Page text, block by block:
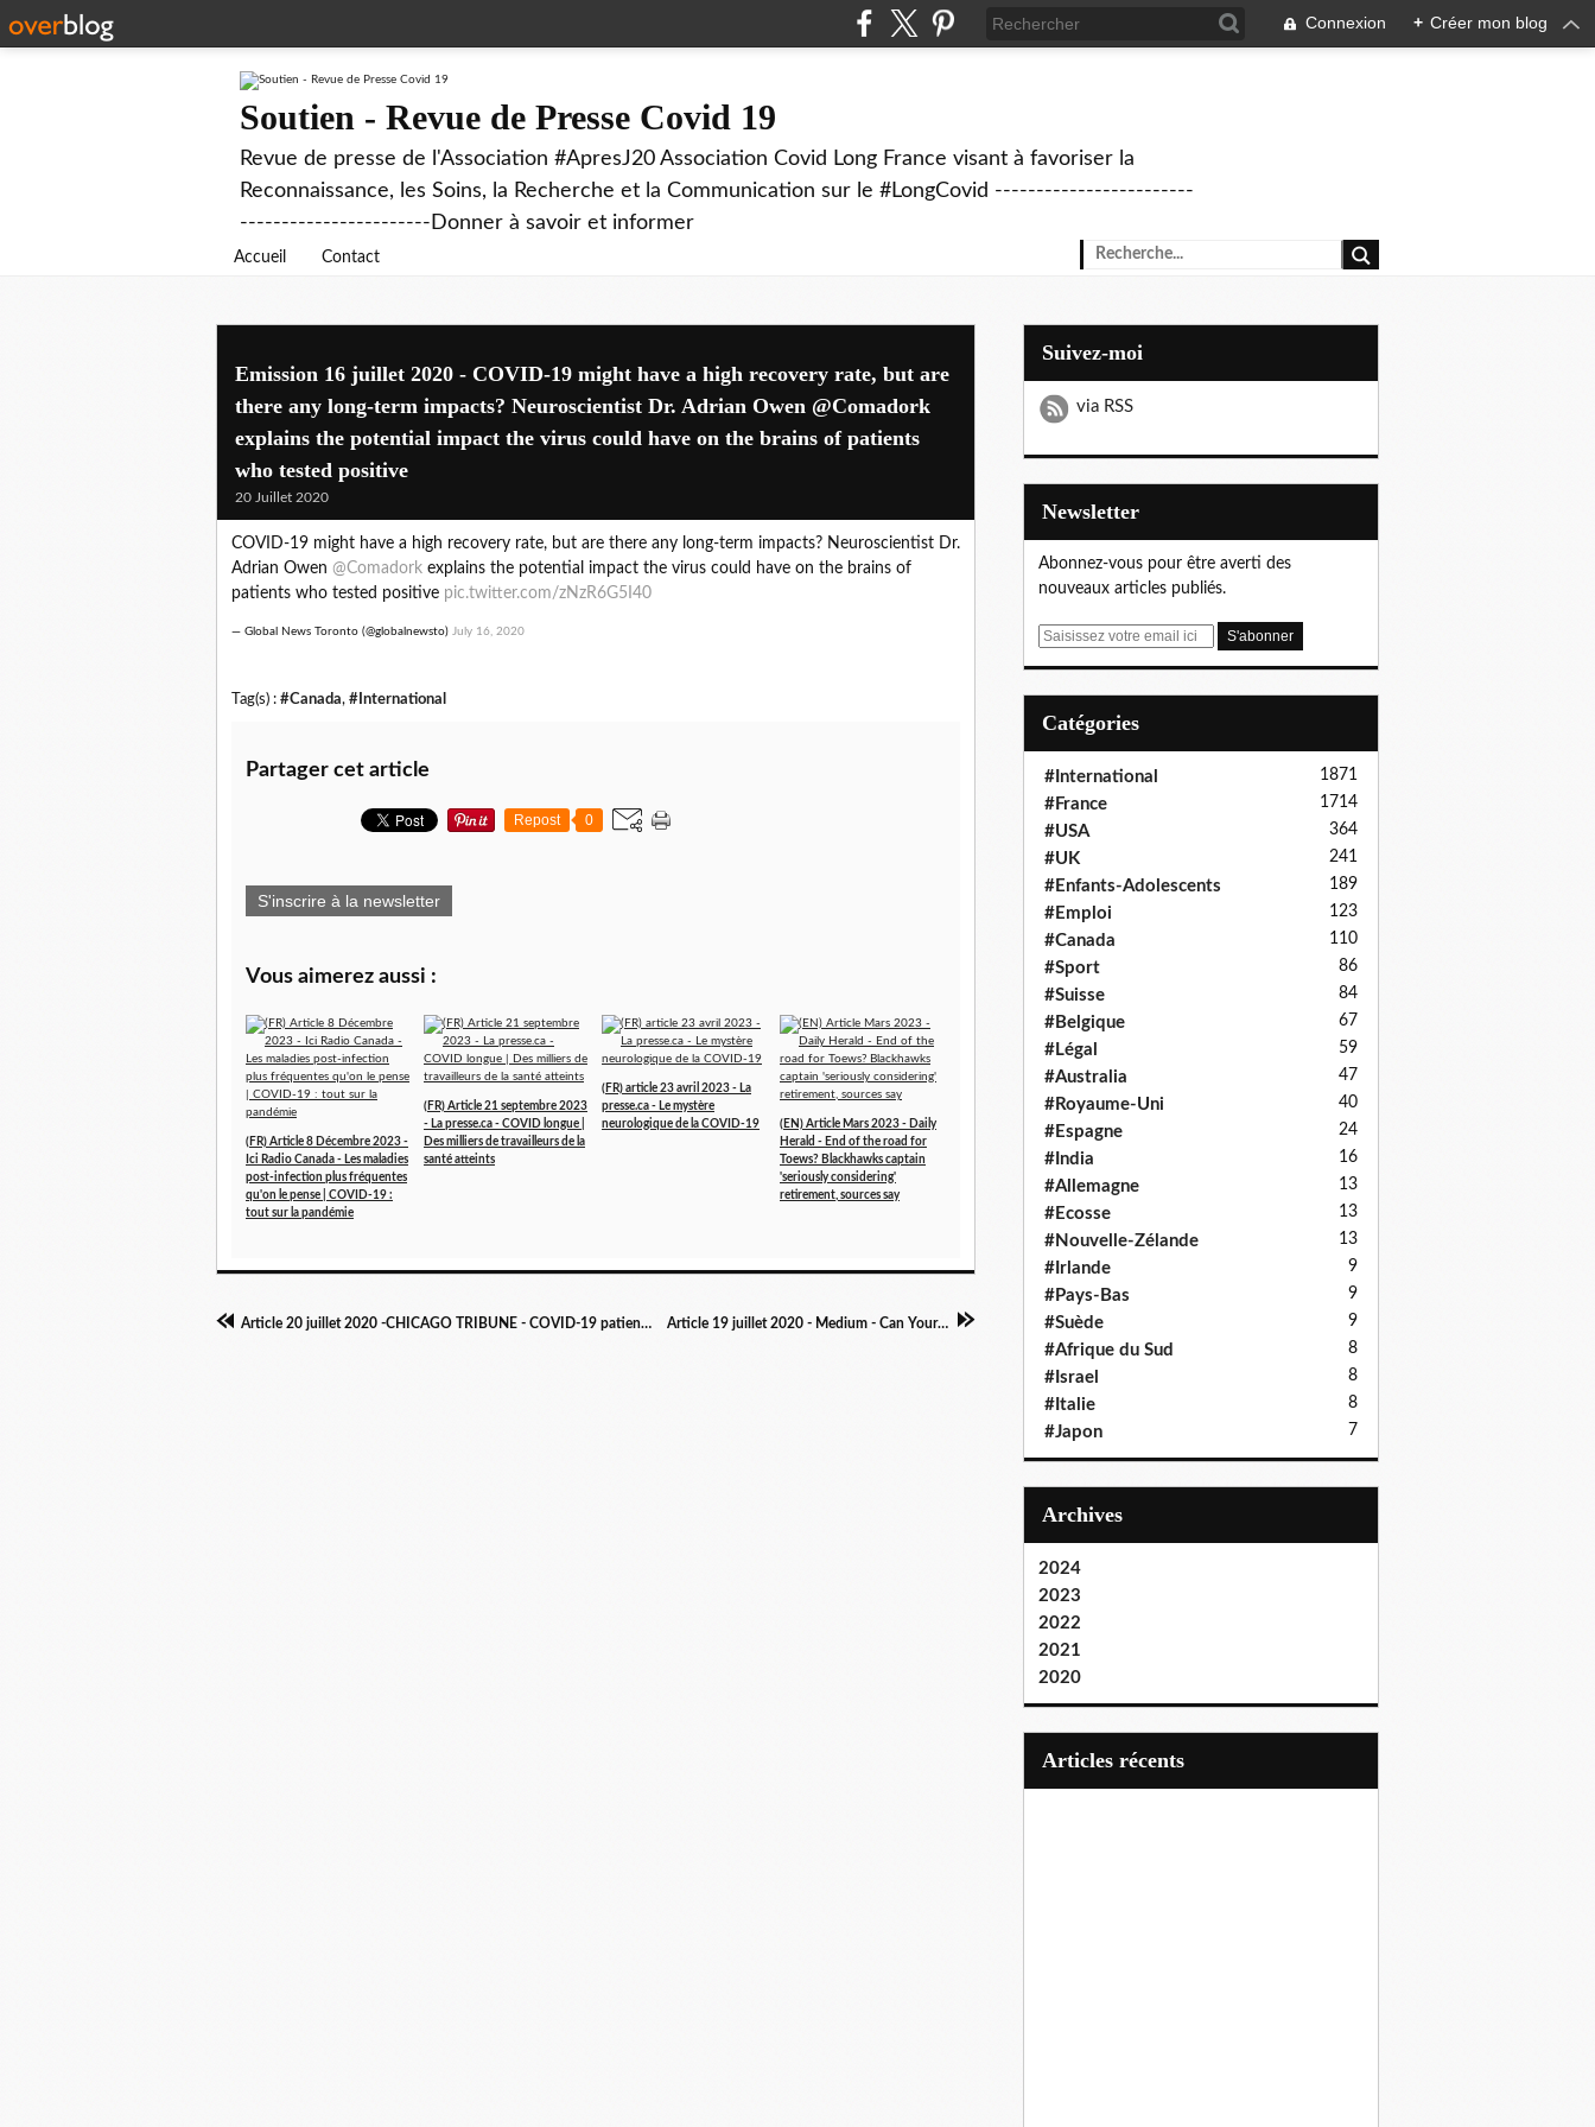
Connexion + Créer mon blog
Soutien - Revue de Presse Covid 19
Revue de presse de l'Association #ApresJ20 Association Covid Long France visant à favoriser la
Reconnaissance, les Soins, la Recherche et la Communication sur le #LongCovid ------------------------
-----------------------Donner à savoir et informer
Accueil Contact
Emission 16 juillet 2020 - COVID-19 might have a high recovery rate, but are
there any long-term impacts? Neuroscientist Dr. Adrian Owen @Comadork
explains the potential impact the virus could have on the brains of patients
who tested positive
20 Juillet 2020
COVID-19 might have a high recovery rate, but are there any long-term impacts? Neuroscientist Dr.
Adrian Owen @Comadork explains the potential impact the virus could have on the brains of
patients who tested positive pic.twitter.com/zNzR6G5I40
— Global News Toronto (@globalnewsto) July 16, 2020
Tag(s) : #Canada, #International
Partager cet article
Repost 0
S'inscrire à la newsletter
Vous aimerez aussi :
(FR) Article 8 Décembre 2023 -
Ici Radio Canada - Les maladies
post-infection plus fréquentes
qu'on le pense | COVID-19 :
tout sur la pandémie
(FR) Article 21 septembre 2023
- La presse.ca - COVID longue |
Des milliers de travailleurs de la
santé atteints
(FR) article 23 avril 2023 - La
presse.ca - Le mystère
neurologique de la COVID-19
(EN) Article Mars 2023 - Daily
Herald - End of the road for
Toews? Blackhawks captain
'seriously considering'
retirement, sources say
Article 20 juillet 2020 -CHICAGO TRIBUNE - COVID-19 patients could be at risk for chronic fatigue syndrome: ‘Your whole life can change if you get this’ Article 19 juillet 2020 - Medium - Can Your Long-haul Covid-19 Symptoms be Explained by Dysautonomia?
Suivez-moi
via RSS
Newsletter
Abonnez-vous pour être averti des
nouveaux articles publiés.
E
Catégories
#International 1871
#France 1714
#USA 364
#UK 241
#Enfants-Adolescents 189
#Emploi 123
#Canada 110
#Sport 86
#Suisse 84
#Belgique 67
#Légal 59
#Australia 47
#Royaume-Uni 40
#Espagne 24
#India 16
#Allemagne 13
#Ecosse 13
#Nouvelle-Zélande 13
#Irlande 9
#Pays-Bas 9
#Suède 9
#Afrique du Sud 8
#Israel 8
#Italie 8
#Japon 7
Archives
2024
2023
2022
2021
2020
articles récents